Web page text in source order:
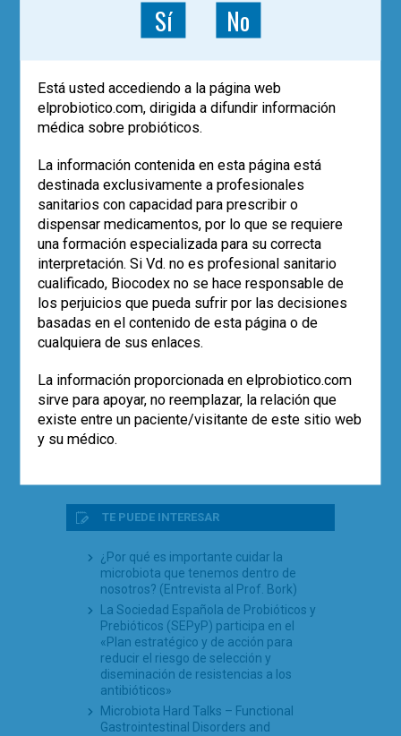
Accede para responder
DEJA UN COMENTARIO
Has de serun usuario registrado
POST RECIENTES
Los datos de vida real confirman el
papel deSaccharomyces boulardii
CNCM I-745 en la erradicación deH.
pylori
Eco-solidaridad para superar la
adversidad
El uso de probióticos aumenta, pero…
¿quién los recomienda?
boulardiiCNCM I-745 en la prevención
de la diarrea asociada a antibióticos
en pediatría (estudio SABURA)
El largo camino iberolatinoamericano
TE PUEDE INTERESAR
¿Por qué es importante cuidar la
microbiota que tenemos dentro de
nosotros? (Entrevista al Prof. Bork)
La Sociedad Española de Probióticos y
Prebióticos (SEPyP) participa en el
«Plan estratégico y de acción para
reducir el riesgo de selección y
diseminación de resistencias a los
antibióticos»
Microbiota Hard Talks – Functional
Gastrointestinal Disorders and
Sí No
Está usted accediendo a la página web
elprobiotico.com, dirigida a difundir información
médica sobre probióticos.
La información contenida en esta página está
destinada exclusivamente a profesionales
sanitarios con capacidad para prescribir o
dispensar medicamentos, por lo que se requiere
una formación especializada para su correcta
interpretación. Si Vd. no es profesional sanitario
cualificado, Biocodex no se hace responsable de
los perjuicios que pueda sufrir por las decisiones
basadas en el contenido de esta página o de
cualquiera de sus enlaces.
La información proporcionada en elprobiotico.com
sirve para apoyar, no reemplazar, la relación que
existe entre un paciente/visitante de este sitio web
y su médico.